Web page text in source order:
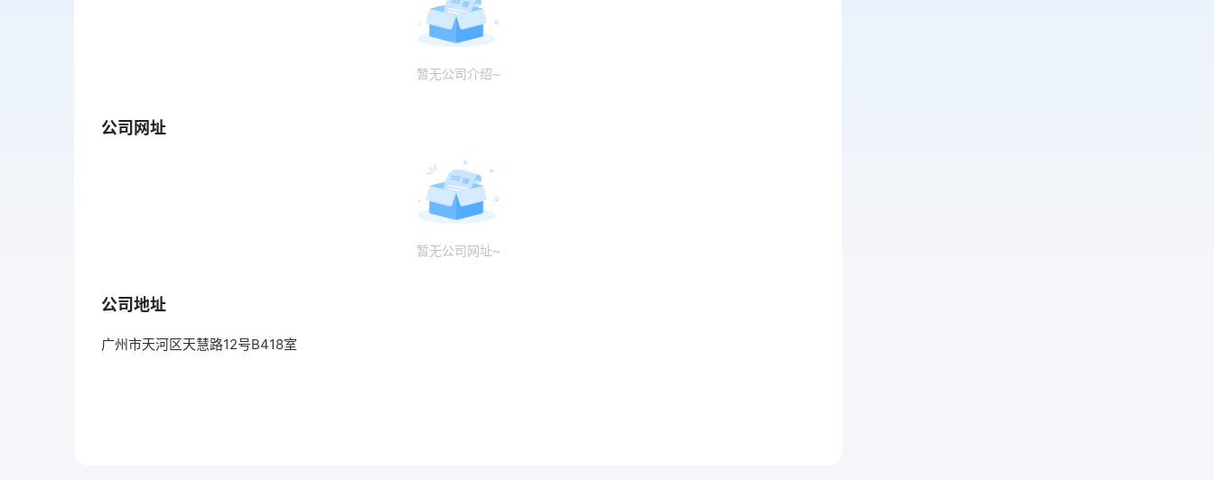
暂无公司介绍~
公司网址
暂无公司网址~
公司地址
广州市天河区天慧路12号B418室